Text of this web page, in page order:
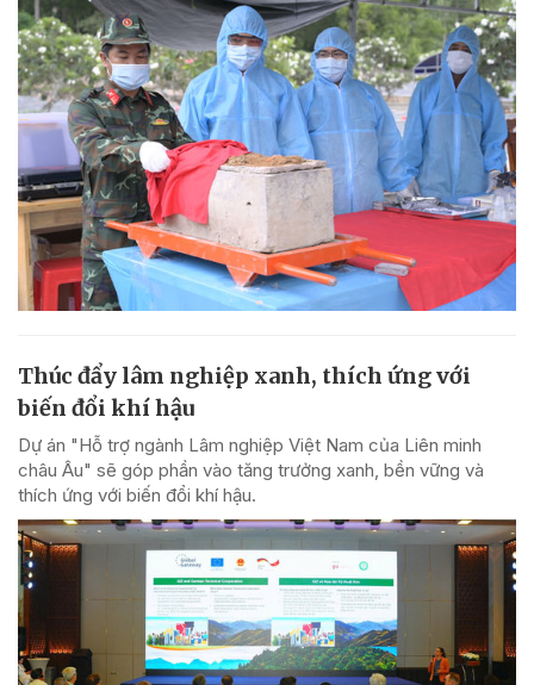
Thúc đẩy lâm nghiệp xanh, thích ứng với
biến đổi khí hậu
Dự án "Hỗ trợ ngành Lâm nghiệp Việt Nam của Liên minh
châu Âu" sẽ góp phần vào tăng trưởng xanh, bền vững và
thích ứng với biến đổi khí hậu.